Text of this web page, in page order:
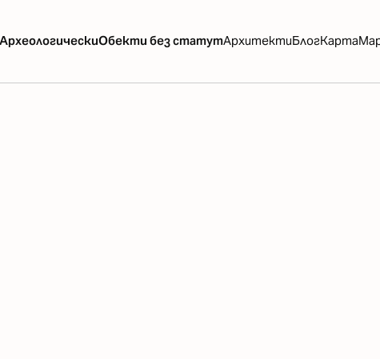
АрхеологическиОбекти без статутАрхитектиБлогКарта